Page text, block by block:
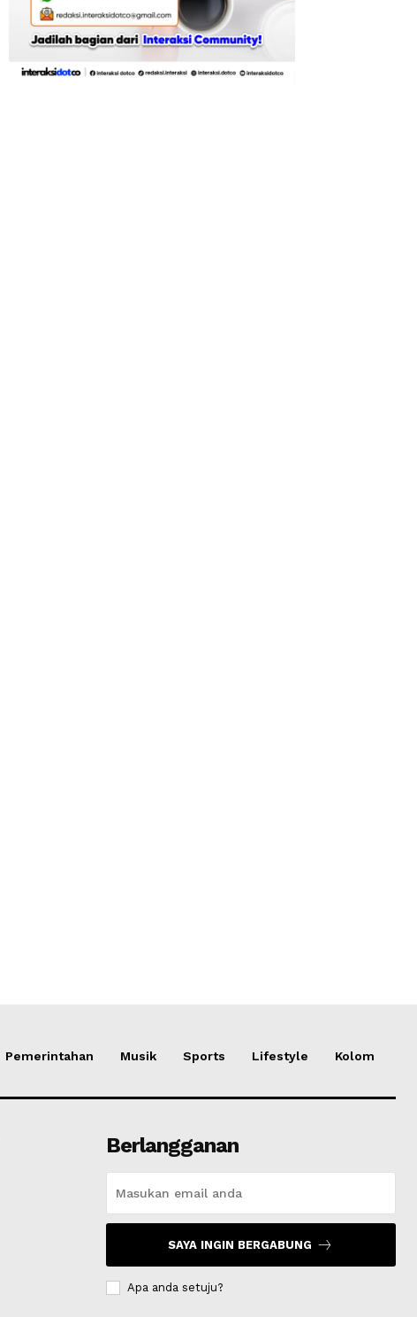
Pemerintahan Musik Sports Lifestyle Kolom
Berlangganan
SAYA INGIN BERGABUNG
Apa anda setuju?